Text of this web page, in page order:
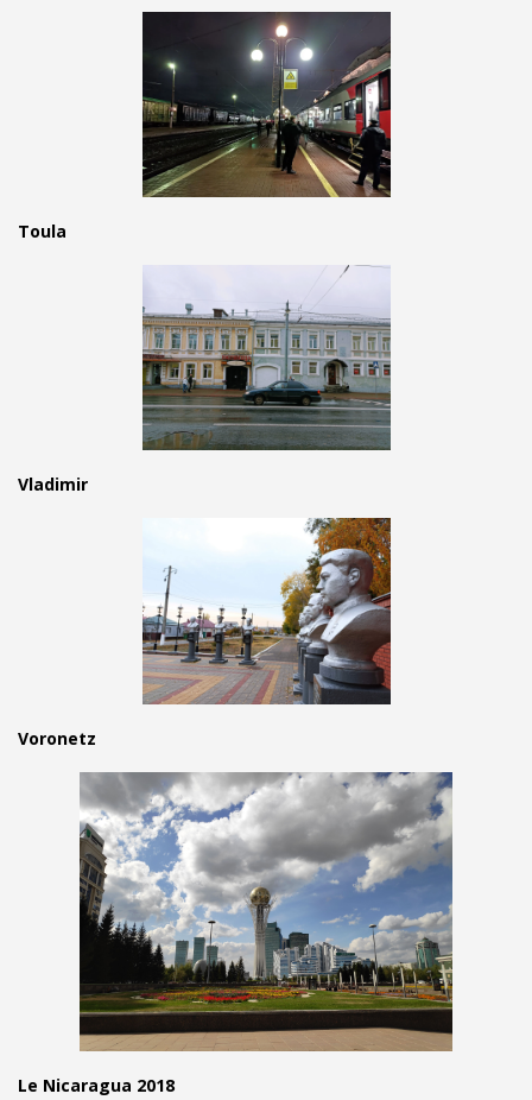
Toula
Vladimir
Voronetz
Le Nicaragua 2018